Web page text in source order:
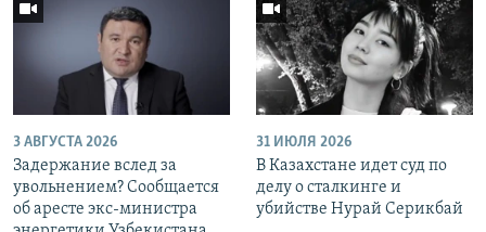
3 АВГУСТА 2026
Задержание вслед за
увольнением? Сообщается
об аресте экс-министра
31 ИЮЛЯ 2026
В Казахстане идет суд по
делу о сталкинге и
убийстве Нурай Серикбай